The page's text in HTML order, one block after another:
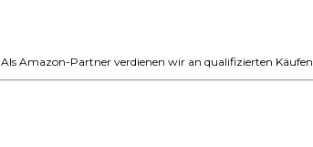
Als Amazon-Partner verdienen wir an qualifizierten Käufen